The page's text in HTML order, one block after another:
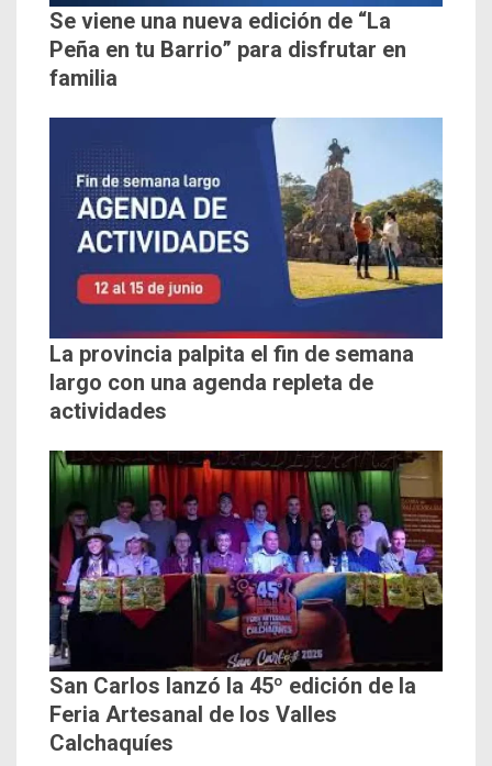
Se viene una nueva edición de “La
Peña en tu Barrio” para disfrutar en
familia
La provincia palpita el fin de semana
largo con una agenda repleta de
actividades
San Carlos lanzó la 45º edición de la
Feria Artesanal de los Valles
Calchaquíes